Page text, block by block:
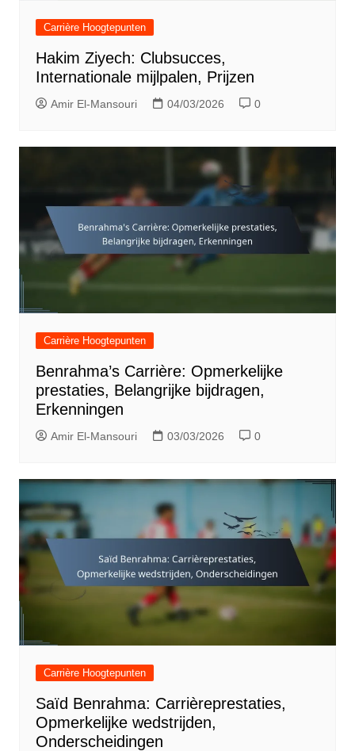
Carrière Hoogtepunten
Hakim Ziyech: Clubsucces,
Internationale mijlpalen, Prijzen
Amir El-Mansouri 04/03/2026 0
Carrière Hoogtepunten
Benrahma’s Carrière: Opmerkelijke
prestaties, Belangrijke bijdragen,
Erkenningen
Amir El-Mansouri 03/03/2026 0
Carrière Hoogtepunten
Saïd Benrahma: Carrièreprestaties,
Opmerkelijke wedstrijden,
Onderscheidingen